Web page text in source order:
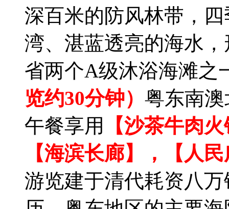
深百米的防风林带，
湾、湛蓝透亮的海水
省两个A级沐浴海滩之
览约30分钟） 粤东南
午餐享用
【沙茶牛肉
【海滨长廊】，【人
游览建于清代耗资八